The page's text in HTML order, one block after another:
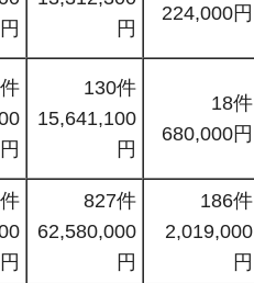
円
円
224,000円
円
130件
15,641,100
円
18件
680,000円
円
827件
62,580,000
円
186件
2,019,000
円